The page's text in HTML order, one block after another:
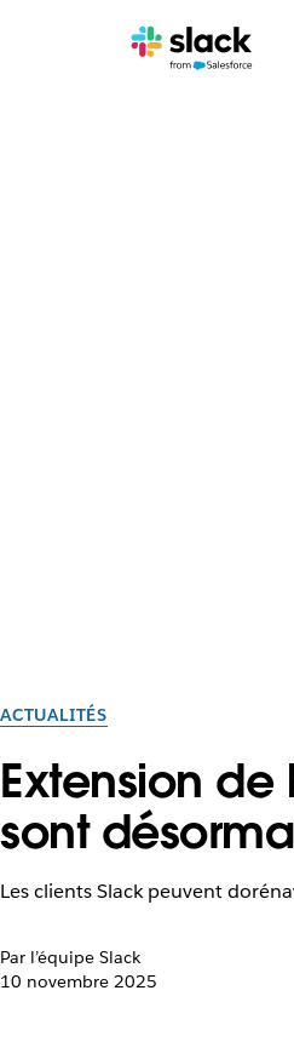
ACTUALITÉS
Extension de
sont
Les clients Slack peuvent
Par l’équipe Slack
10 novembre 2025